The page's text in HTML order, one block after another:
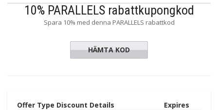
10% PARALLELS rabattkupongkod
Spara 10% med denna PARALLELS rabattkod
TQ3-YRH
HÄMTA KOD
Offer Type Discount Details
Expires